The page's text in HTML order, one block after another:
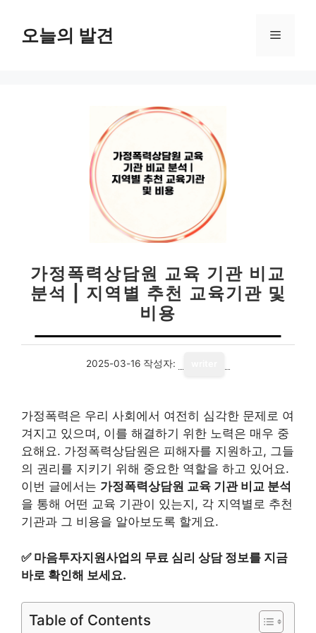
오늘의 발견 메
가정폭력상담원 교육 기관 비교
분석 | 지역별 추천 교육기관 및
비용
2025-03-16 작성자:
가정폭력은 우리 사회에서 여전히 심각한 문제로 여
겨지고 있으며, 이를 해결하기 위한 노력은 매우 중
요해요. 가정폭력상담원은 피해자를 지원하고, 그들
의 권리를 지키기 위해 중요한 역할을 하고 있어요.
이번 글에서는 가정폭력상담원 교육 기관 비교 분석
을 통해 어떤 교육 기관이 있는지, 각 지역별로 추천
기관과 그 비용을 알아보도록 할게요.
✅ 마음투자지원사업의 무료 심리 상담 정보를 지금
바로 확인해 보세요.
Table of Contents